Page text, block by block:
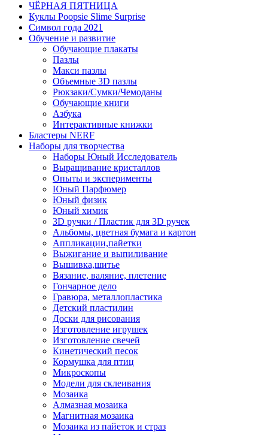
ЧЁРНАЯ ПЯТНИЦА
Куклы Poopsie Slime Surprise
Символ года 2021
Обучение и развитие
Обучающие плакаты
Пазлы
Макси пазлы
Объемные 3D пазлы
Рюкзаки/Сумки/Чемоданы
Обучающие книги
Азбука
Интерактивные книжки
Бластеры NERF
Наборы для творчества
Наборы Юный Исследователь
Выращивание кристаллов
Опыты и эксперименты
Юный Парфюмер
Юный физик
Юный химик
3D ручки / Пластик для 3D ручек
Альбомы, цветная бумага и картон
Аппликации,пайетки
Выжигание и выпиливание
Вышивка,шитье
Вязание, валяние, плетение
Гончарное дело
Гравюра, металлопластика
Детский пластилин
Доски для рисования
Изготовление игрушек
Изготовление свечей
Кинетический песок
Кормушка для птиц
Микроскопы
Модели для склеивания
Мозаика
Алмазная мозаика
Магнитная мозаика
Мозаика из пайеток и страз